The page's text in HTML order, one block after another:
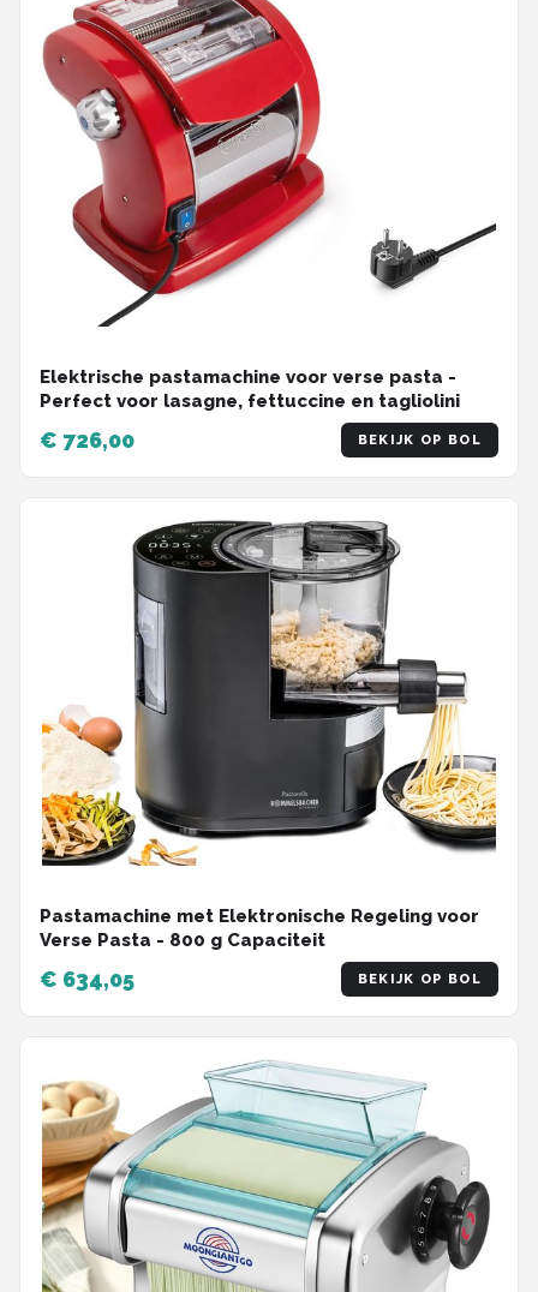
Elektrische pastamachine voor verse pasta -
Perfect voor lasagne, fettuccine en tagliolini
€ 726,00 BEKIJK OP BOL
Pastamachine met Elektronische Regeling voor
Verse Pasta - 800 g Capaciteit
€ 634,05 BEKIJK OP BOL